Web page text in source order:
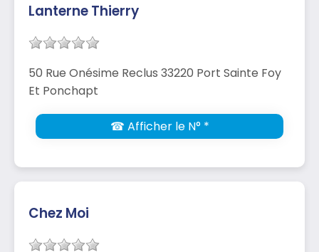
Lanterne Thierry
50 Rue Onésime Reclus 33220 Port Sainte Foy
Et Ponchapt
☎ Afficher le N° *
Chez Moi